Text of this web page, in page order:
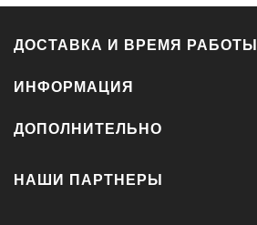
ДОСТАВКА И ВРЕМЯ РАБОТЫ
ИНФОРМАЦИЯ
ДОПОЛНИТЕЛЬНО
НАШИ ПАРТНЕРЫ